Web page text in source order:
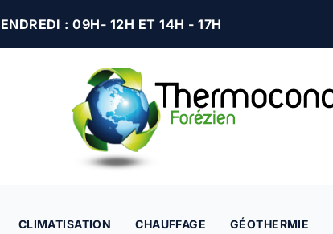
: 09H- 12H ET 14H - 17H
CLIMATISATION CHAUFFAGE GÉOTHERMIE